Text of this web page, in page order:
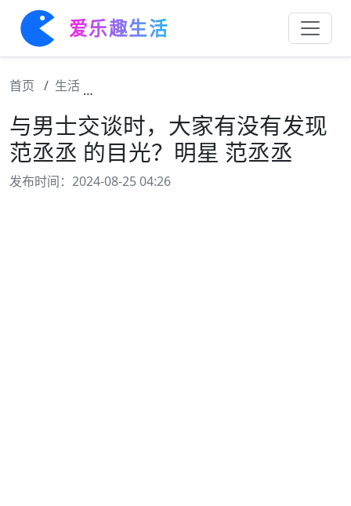
爱乐趣生活
首页 生活
与男士交谈时，大家有没有发现
范丞丞 的目光？明星 范丞丞
发布时间：2024-08-25 04:26